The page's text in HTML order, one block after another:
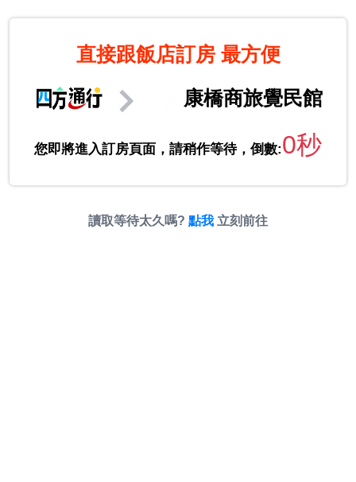
直接跟飯店訂房 最方便
康橋商旅覺民館
您即將進入訂房頁面，請稍作等待，倒數:0秒
讀取等待太久嗎? 點我 立刻前往